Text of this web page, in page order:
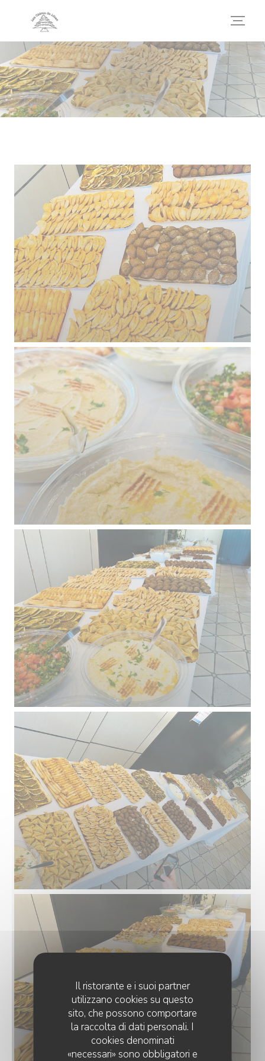
Il ristorante e i suoi partner
utilizzano cookies su questo
sito, che possono comportare
la raccolta di dati personali. I
cookies denominati
«necessari» sono obbligatori e